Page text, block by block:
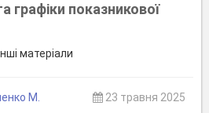
графіки показникової
матеріали
М. 23 травня 2025